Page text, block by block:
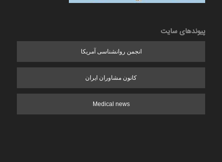
پیوندهای سایت
انجمن روانشناسی آمریکا
کانون مشاوران ایران
Medical news